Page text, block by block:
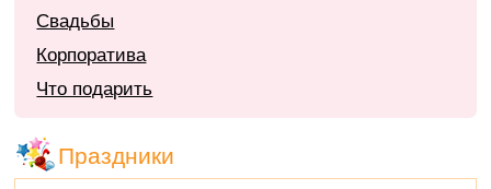
Свадьбы
Корпоратива
Что подарить
Праздники